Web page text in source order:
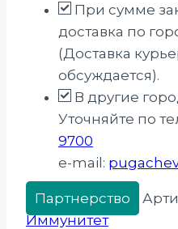
При сумме
доставка по
(Доставка
обсуждается).
В другие
Уточняйте по
9700
e-mail:
Партнерство
Иммунитет